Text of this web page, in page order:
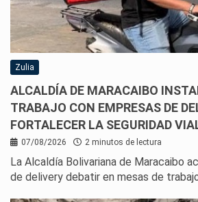
Zulia
ALCALDÍA DE MARACAIBO
TRABAJO CON EMPRESAS DE
FORTALECER LA SEGURIDAD
07/08/2026 2 minutos de lectura
La Alcaldía Bolivariana de Maracaibo
de delivery debatir en mesas de